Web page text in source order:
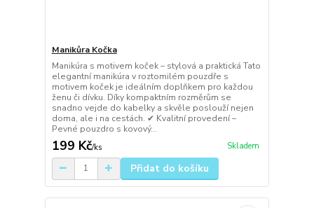
Manikůra Kočka
Manikúra s motivem koček – stylová a praktická Tato
elegantní manikúra v roztomilém pouzdře s
motivem koček je ideálním doplňkem pro každou
ženu či dívku. Díky kompaktním rozměrům se
snadno vejde do kabelky a skvěle poslouží nejen
doma, ale i na cestách. ✔ Kvalitní provedení –
Pevné pouzdro s kovový...
199 Kč/ks Skladem
Přidat do košíku